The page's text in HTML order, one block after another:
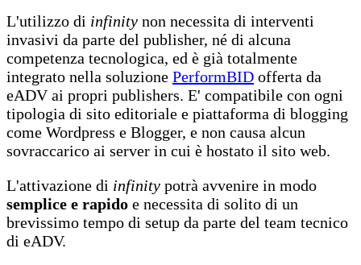
L'utilizzo di infinity non necessita di interventi
invasivi da parte del publisher, né di alcuna
competenza tecnologica, ed è già totalmente
integrato nella soluzione PerformBID offerta da
eADV ai propri publishers. E' compatibile con ogni
tipologia di sito editoriale e piattaforma di blogging
come Wordpress e Blogger, e non causa alcun
sovraccarico ai server in cui è hostato il sito web.
L'attivazione di infinity potrà avvenire in modo
semplice e rapido e necessita di solito di un
brevissimo tempo di setup da parte del team tecnico
di eADV.